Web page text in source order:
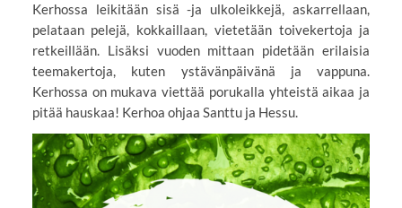
Kerhossa leikitään sisä -ja ulkoleikkejä, askarrellaan,
pelataan pelejä, kokkaillaan, vietetään toivekertoja ja
retkeillään. Lisäksi vuoden mittaan pidetään erilaisia
teemakertoja, kuten ystävänpäivänä ja vappuna.
Kerhossa on mukava viettää porukalla yhteistä aikaa ja
pitää hauskaa! Kerhoa ohjaa Santtu ja Hessu.